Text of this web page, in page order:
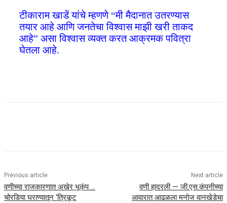
टीकाराम खाडें यांचे म्हणणे “मी मैदानात उतरण्यास
तयार आहे आणि जनतेचा विश्वास माझी खरी ताकद
आहे” असा विश्वास व्यक्त करत आक्रमक पवित्रा
घेतला आहे.
Previous article
वणीच्या राजकारणात अखेर भूकंप …
चोरडिया घराण्यातून ‘त्रिकूट
Next article
वणी हादरली — जी.एस.कंपनीच्या
आवारात आढळला मनोज वानखेडेचा